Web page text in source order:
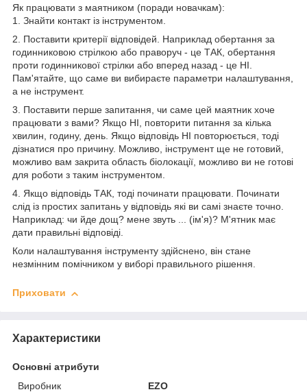
Як працювати з маятником (поради новачкам):
1. Знайти контакт із інструментом.
2. Поставити критерії відповідей. Наприклад обертання за
годинниковою стрілкою або праворуч - це ТАК, обертання
проти годинникової стрілки або вперед назад - це НІ.
Пам'ятайте, що саме ви вибираєте параметри налаштування,
а не інструмент.
3. Поставити перше запитання, чи саме цей маятник хоче
працювати з вами? Якщо НІ, повторити питання за кілька
хвилин, годину, день. Якщо відповідь НІ повторюється, тоді
дізнатися про причину. Можливо, інструмент ще не готовий,
можливо вам закрита область біолокації, можливо ви не готові
для роботи з таким інструментом.
4. Якщо відповідь ТАК, тоді починати працювати. Починати
слід із простих запитань у відповідь які ви самі знаєте точно.
Наприклад: чи йде дощ? мене звуть ... (ім'я)? М'ятник має
дати правильні відповіді.
Коли налаштування інструменту здійснено, він стане
незмінним помічником у виборі правильного рішення.
Приховати
Характеристики
Основні атрибути
Виробник
EZO